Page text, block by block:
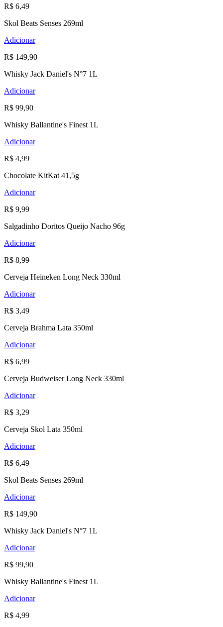
R$ 6,49
Skol Beats Senses 269ml
Adicionar
R$ 149,90
Whisky Jack Daniel's N°7 1L
Adicionar
R$ 99,90
Whisky Ballantine's Finest 1L
Adicionar
R$ 4,99
Chocolate KitKat 41,5g
Adicionar
R$ 9,99
Salgadinho Doritos Queijo Nacho 96g
Adicionar
R$ 8,99
Cerveja Heineken Long Neck 330ml
Adicionar
R$ 3,49
Cerveja Brahma Lata 350ml
Adicionar
R$ 6,99
Cerveja Budweiser Long Neck 330ml
Adicionar
R$ 3,29
Cerveja Skol Lata 350ml
Adicionar
R$ 6,49
Skol Beats Senses 269ml
Adicionar
R$ 149,90
Whisky Jack Daniel's N°7 1L
Adicionar
R$ 99,90
Whisky Ballantine's Finest 1L
Adicionar
R$ 4,99